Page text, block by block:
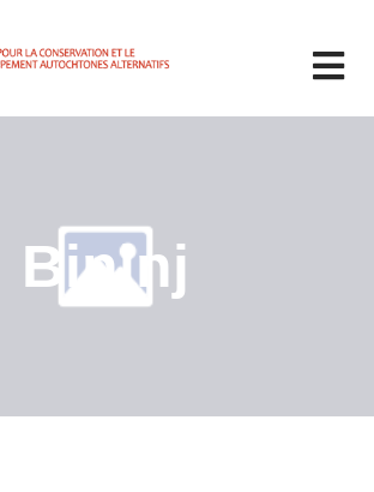
Bininj